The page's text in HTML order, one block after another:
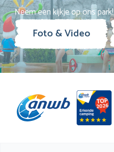
Neem een kijkje op ons park!
Foto & Video